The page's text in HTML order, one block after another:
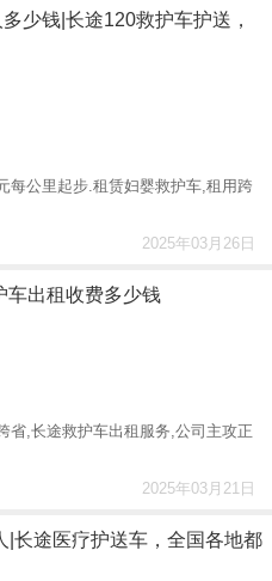
少钱|长途120救护车护送，
每公里起步.租赁妇婴救护车,租用跨
2025年03月26日
车出租收费多少钱
省,长途救护车出租服务,公司主攻正
2025年03月21日
|长途医疗护送车，全国各地都